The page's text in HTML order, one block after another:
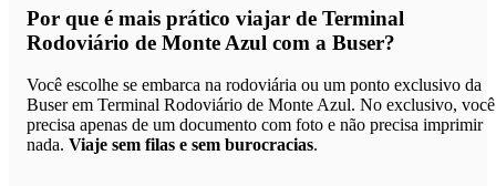
Por que é mais prático viajar de Terminal
Rodoviário de Monte Azul com a Buser?
Você escolhe se embarca na rodoviária ou um ponto exclusivo da
Buser em Terminal Rodoviário de Monte Azul. No exclusivo, você
precisa apenas de um documento com foto e não precisa imprimir
nada. Viaje sem filas e sem burocracias.